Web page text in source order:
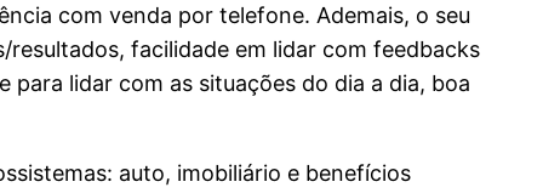
com venda por telefone. Ademais, o seu
facilidade em lidar com feedbacks
lidar com as situações do dia a dia, boa
auto, imobiliário e benefícios